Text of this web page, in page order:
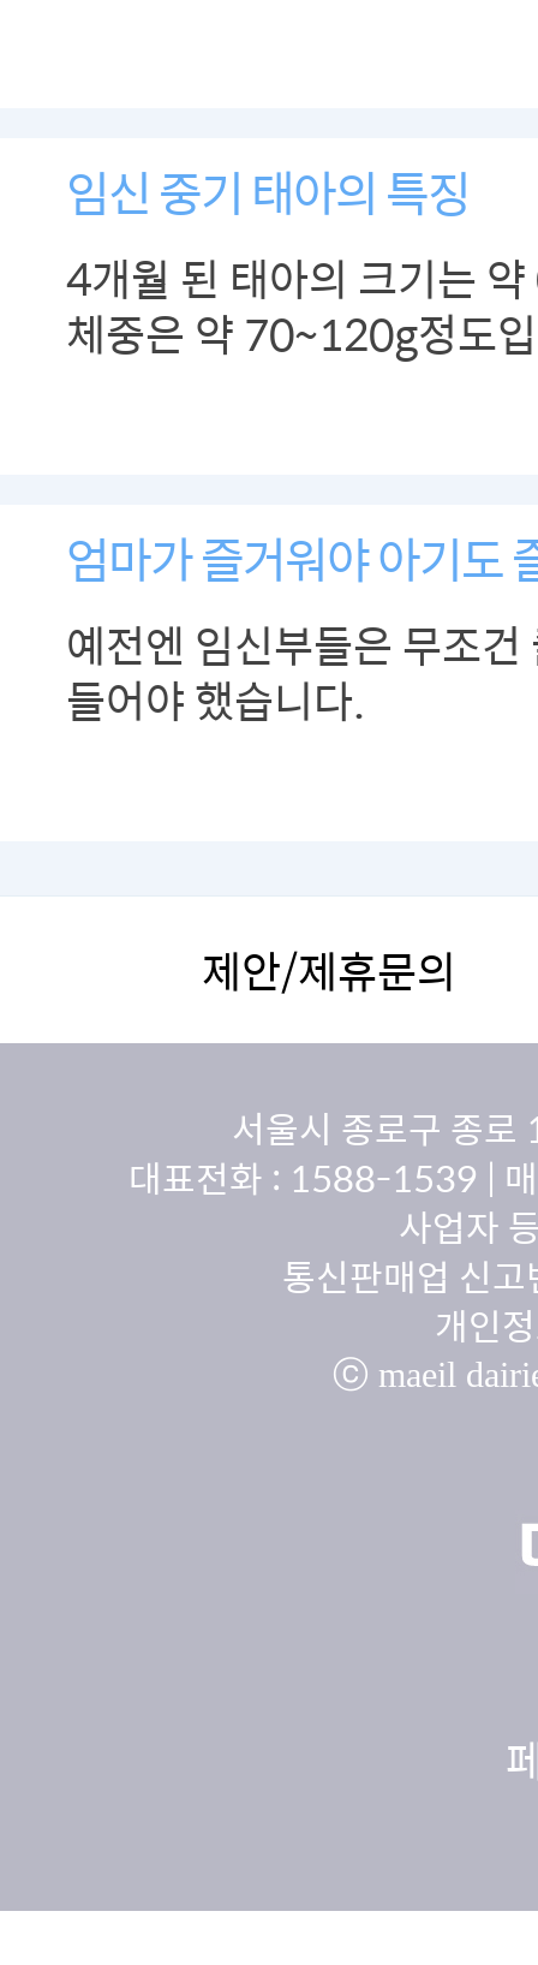
임신 중기 태아의 특징
4개월 된 태아의 크기는
체중은 약 70~120g정도
엄마가 즐거워야 아기도
예전엔 임신부들은 무조
들어야 했습니다.
제안/제휴문의
서울시 종로구 종
대표전화 : 1588-1539 |
사업자
통신판매업 신
개인
ⓒ maeil